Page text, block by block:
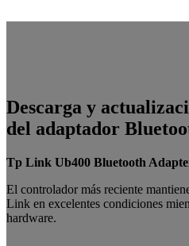
Descarga y
del adaptador
Tp Link Ub400 Bluetooth
El controlador más reciente
Link en excelentes condiciones
hardware.